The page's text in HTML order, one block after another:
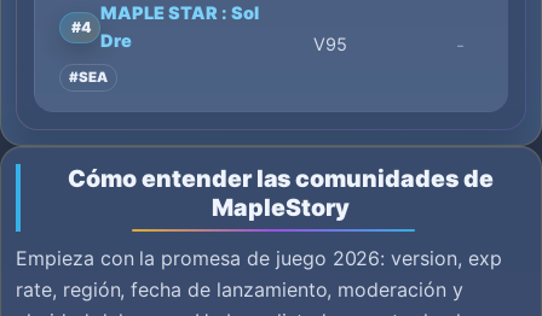
#4
MAPLE STAR : Sol
Dre
#SEA
V95 -
Cómo entender las comunidades de
MapleStory
Empieza con la promesa de juego 2026: version, exp
rate, región, fecha de lanzamiento, moderación y